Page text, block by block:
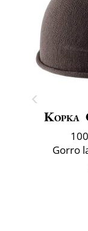
Kopka
Gorro